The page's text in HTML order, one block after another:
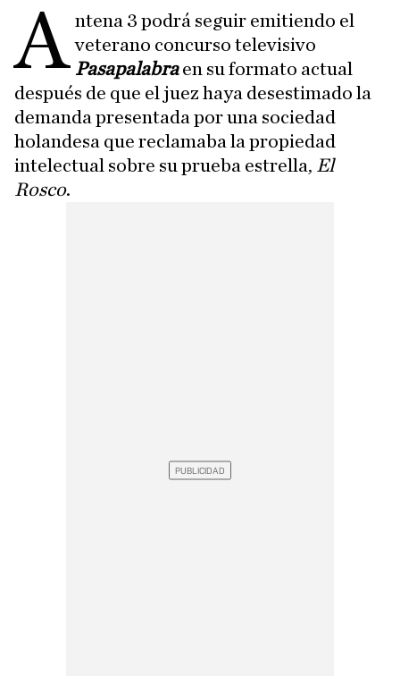
A ntena 3 podrá seguir emitiendo el
veterano concurso televisivo
Pasapalabraen su formato actual
después de que el juez haya desestimado la
demanda presentada por una sociedad
holandesa que reclamaba la propiedad
intelectual sobre su prueba estrella, El
Rosco.